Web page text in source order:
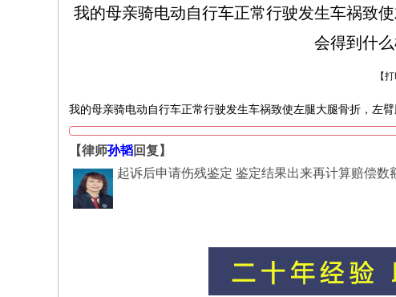
我的母亲骑电动自行车正常行驶发生车祸致
会得到什
【
我的母亲骑电动自行车正常行驶发生车祸致使左腿大腿骨折，左
【律师孙韬回复】
起诉后申请伤残鉴定 鉴定结果出来再计算赔偿数